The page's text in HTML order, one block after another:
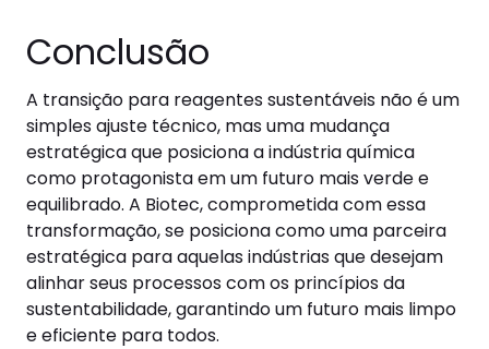
Conclusão
A transição para reagentes sustentáveis não é um
simples ajuste técnico, mas uma mudança
estratégica que posiciona a indústria química
como protagonista em um futuro mais verde e
equilibrado. A Biotec, comprometida com essa
transformação, se posiciona como uma parceira
estratégica para aquelas indústrias que desejam
alinhar seus processos com os princípios da
sustentabilidade, garantindo um futuro mais limpo
e eficiente para todos.